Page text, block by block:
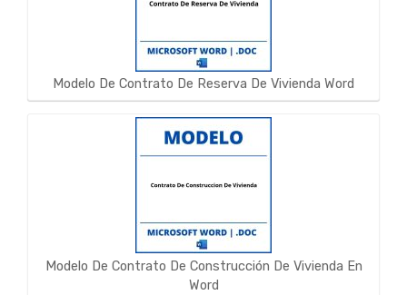
Modelo De Contrato De Reserva De Vivienda Word
Modelo De Contrato De Construcción De Vivienda En
Word